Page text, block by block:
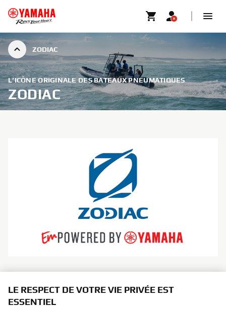
ZODIAC
L’ICÔNE ORIGINALE DES BATEAUX PNEUMATIQUES
ZODIAC
coques pneumatiques au monde et poursuit son
leadership en matière de confort, de durabilité et
LE RESPECT DE VOTRE VIE PRIVÉE EST
ESSENTIEL